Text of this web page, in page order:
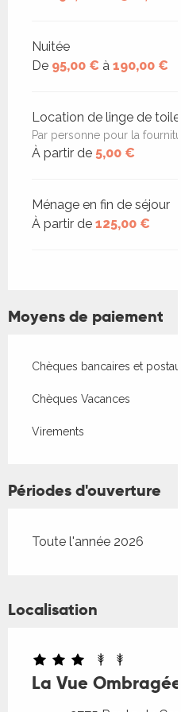
Nuitée
De 95,00 € à 190,00 €
Location de linge de
Par personne pour la
À partir de 5,00 €
Ménage en fin de séjour
À partir de 125,00 €
Moyens de paiement
Chèques bancaires et postaux
Chèques Vacances
Virements
Périodes d'ouverture
Toute l'année 2026
Localisation
La Vue Ombragée